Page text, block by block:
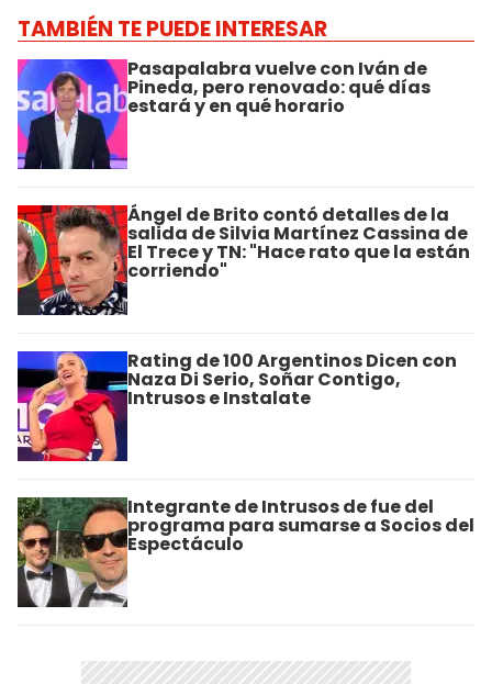
TAMBIÉN TE PUEDE INTERESAR
Pasapalabra vuelve con Iván de
Pineda, pero renovado: qué días
estará y en qué horario
Ángel de Brito contó detalles de la
salida de Silvia Martínez Cassina de
El Trece y TN: "Hace rato que la están
corriendo"
Rating de 100 Argentinos Dicen con
Naza Di Serio, Soñar Contigo,
Intrusos e Instalate
Integrante de Intrusos de fue del
programa para sumarse a Socios del
Espectáculo